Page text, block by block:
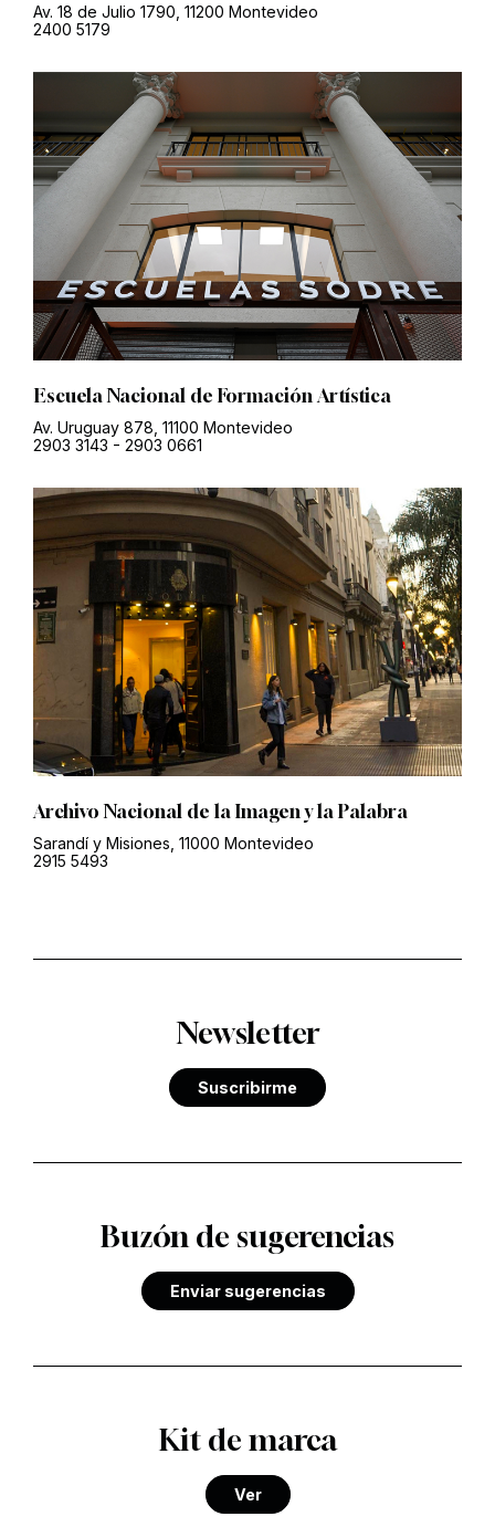
Av. 18 de Julio 1790, 11200 Montevideo
2400 5179
Escuela Nacional de Formación Artística
Av. Uruguay 878, 11100 Montevideo
2903 3143 - 2903 0661
Archivo Nacional de la Imagen y la Palabra
Sarandí y Misiones, 11000 Montevideo
2915 5493
Newsletter
Suscribirme
Buzón de sugerencias
Enviar sugerencias
Kit de marca
Ver